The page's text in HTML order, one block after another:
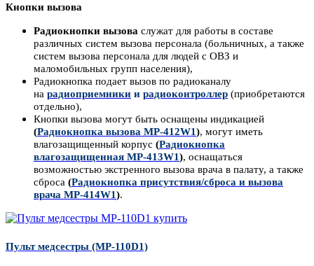
Кнопки вызова
Радиокнопки вызова служат для работы в составе
различных систем вызова персонала (больничных, а также
систем вызова персонала для людей с ОВЗ и
маломобильных групп населения),
Радиокнопка подает вызов по радиоканалу
на радиоприемники и радиоконтроллер (приобретаются
отдельно),
Кнопки вызова могут быть оснащены индикацией
(Радиокнопка вызова MP-412W1), могут иметь
влагозащищенный корпус (Радиокнопка
влагозащищенная MP-413W1), оснащаться
возможностью экстренного вызова врача в палату, а также
сброса (Радиокнопка присутствия/сброса и вызова
врача MP-414W1).
Пульт медсестры (MP-110D1)